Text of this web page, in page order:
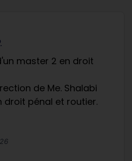
master 2 en droit
de Me. Shalabi
droit pénal et routier.